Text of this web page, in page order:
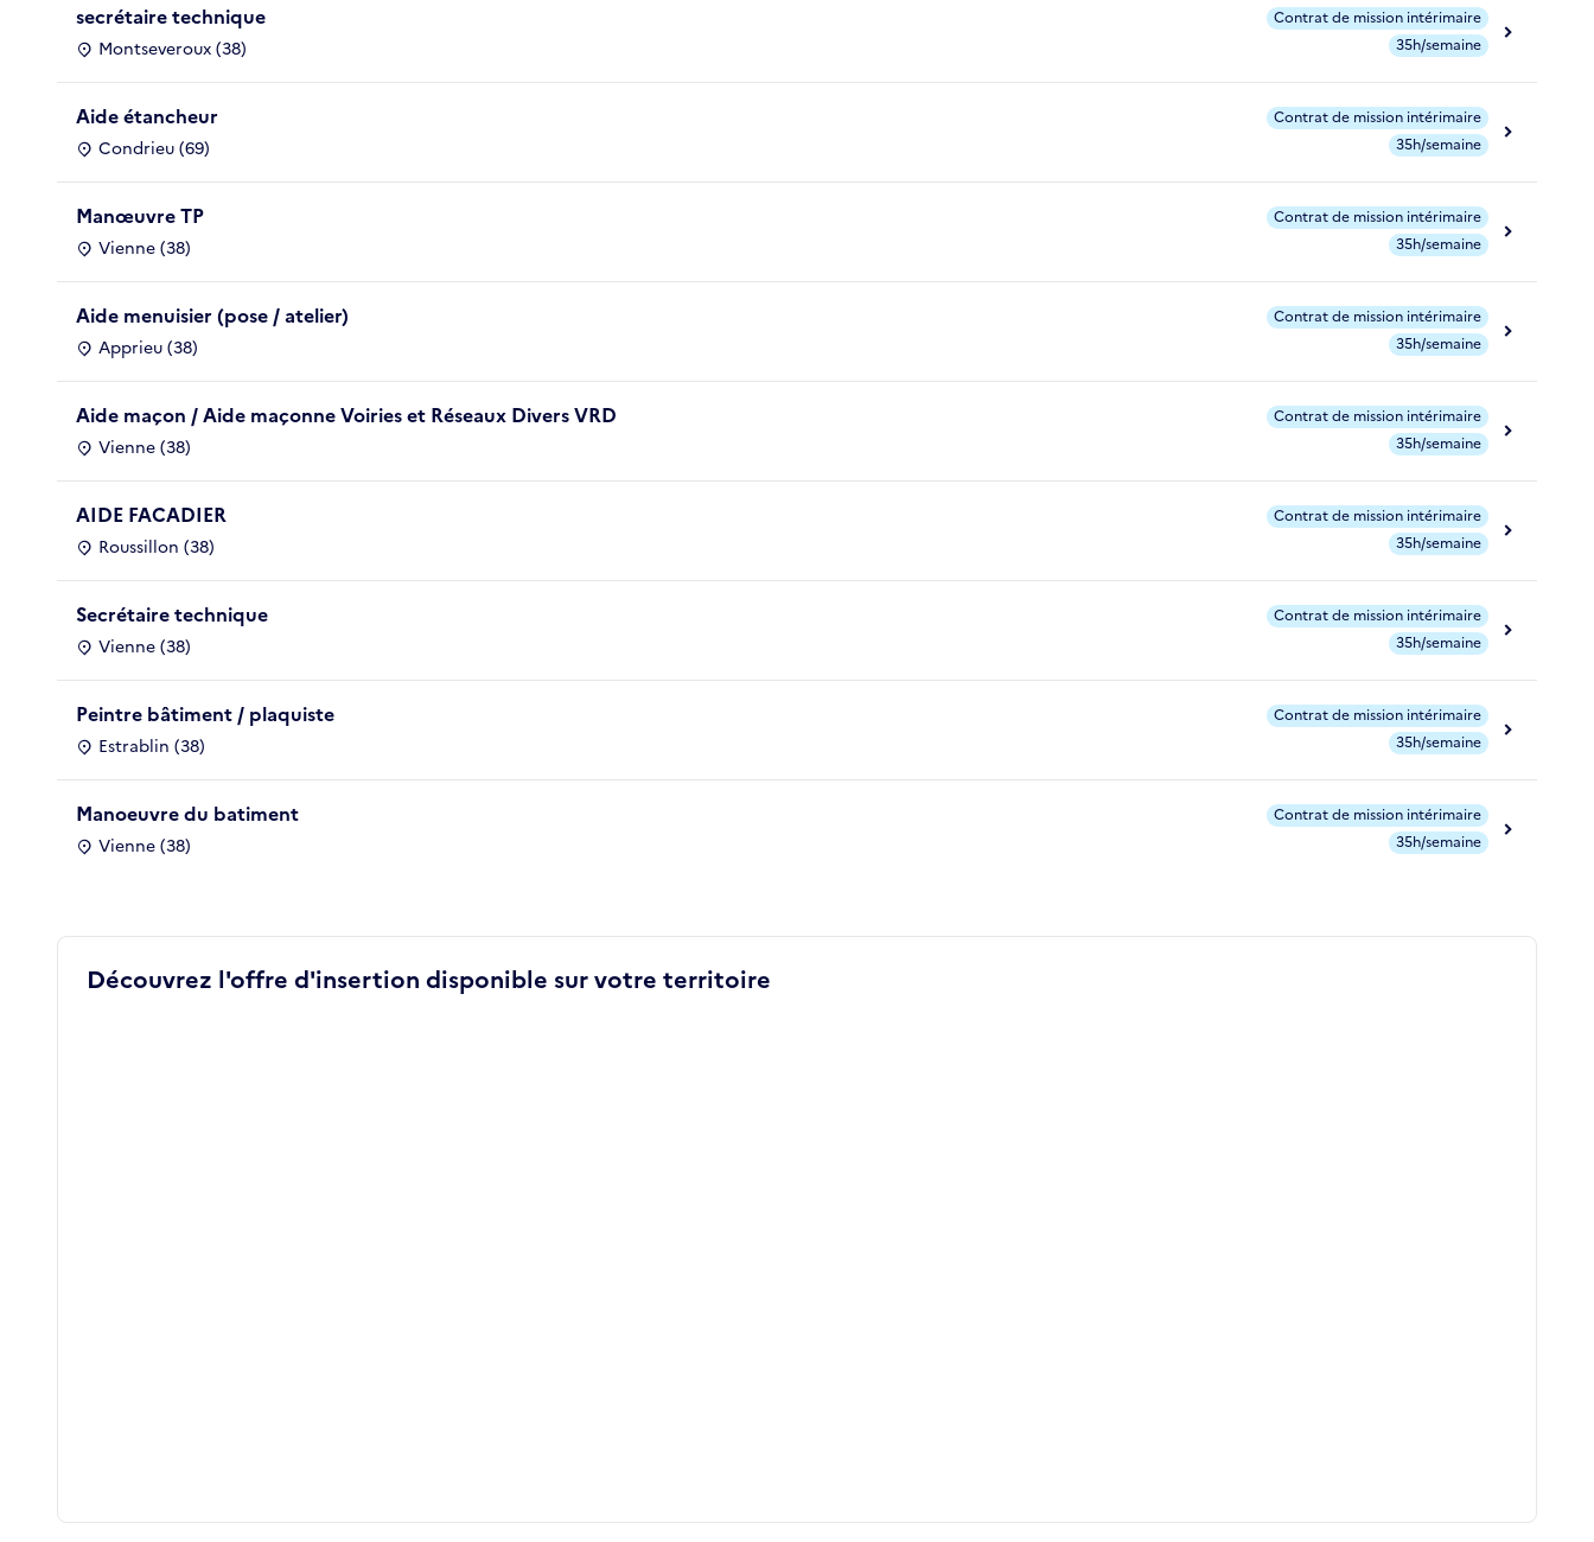
secrétaire technique
Montseveroux (38)
Contrat de mission intérimaire
35h/semaine
Aide étancheur
Condrieu (69)
Contrat de mission intérimaire
35h/semaine
Manœuvre TP
Vienne (38)
Contrat de mission intérimaire
35h/semaine
Aide menuisier (pose / atelier)
Apprieu (38)
Contrat de mission intérimaire
35h/semaine
Aide maçon / Aide maçonne Voiries et Réseaux Divers VRD
Vienne (38)
Contrat de mission intérimaire
35h/semaine
AIDE FACADIER
Roussillon (38)
Contrat de mission intérimaire
35h/semaine
Secrétaire technique
Vienne (38)
Contrat de mission intérimaire
35h/semaine
Peintre bâtiment / plaquiste
Estrablin (38)
Contrat de mission intérimaire
35h/semaine
Manoeuvre du batiment
Vienne (38)
Contrat de mission intérimaire
35h/semaine
Découvrez l'offre d'insertion disponible sur votre territoire